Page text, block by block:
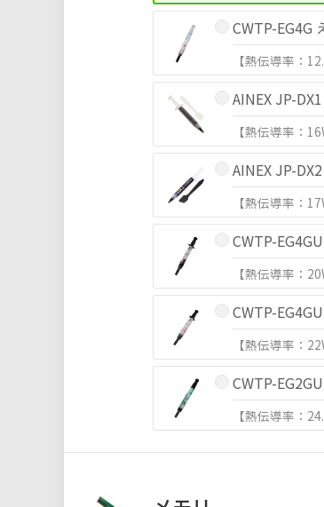
CWTP-EG4G
【熱伝導率：
AINEX JP-
【熱伝導率：
AINEX JP-
【熱伝導率：
CWTP-
【熱伝導率：
CWTP-
【熱伝導率：
CWTP-
【熱伝導率：